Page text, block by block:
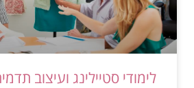
לימודי סטיילינג ועיצוב